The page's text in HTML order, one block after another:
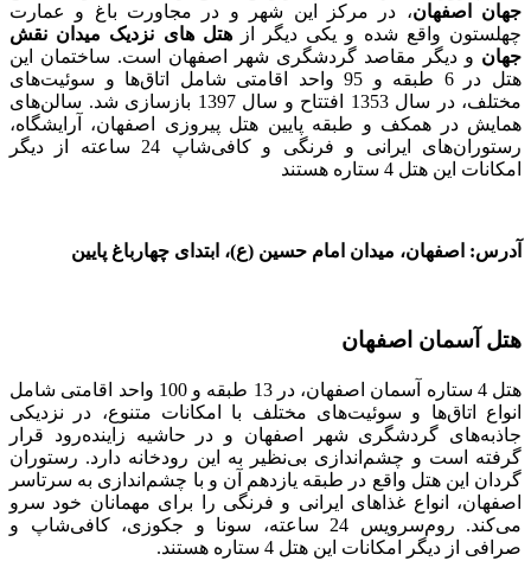
جهان اصفهان، در مرکز این شهر و در مجاورت باغ و عمارت
چهلستون واقع شده و یکی دیگر ازهتل‌ های نزدیک میدان نقش‌
جهان و دیگر مقاصد گردشگری شهر اصفهان است. ساختمان این
هتل در 6 طبقه و 95 واحد اقامتی شامل اتاق‌ها و سوئیت‌های
مختلف، در سال 1353 افتتاح و سال 1397 بازسازی شد. سالن‌های
همایش در همکف و طبقه پایین هتل پیروزی اصفهان، آرایشگاه،
رستوران‌های ایرانی و فرنگی و کافی‌شاپ 24 ساعته از دیگر
امکانات این هتل 4 ستاره هستند
آدرس: اصفهان، میدان امام حسین (ع)، ابتدای چهارباغ پایین
هتل آسمان اصفهان
هتل 4 ستاره آسمان اصفهان، در 13 طبقه و 100 واحد اقامتی شامل
انواع اتاق‌ها و سوئیت‌های مختلف با امکانات متنوع، در نزدیکی
جاذبه‌های گردشگری شهر اصفهان و در حاشیه زاینده‌رود قرار
گرفته است و چشم‌اندازی بی‌نظیر به این رودخانه دارد. رستوران
گردان این هتل واقع در طبقه یازدهم آن و با چشم‌اندازی به سرتاسر
اصفهان، انواع غذاهای ایرانی و فرنگی را برای مهمانان خود سرو
می‌کند. روم‌سرویس 24 ساعته، سونا و جکوزی، کافی‌شاپ و
صرافی از دیگر امکانات این هتل 4 ستاره هستند.